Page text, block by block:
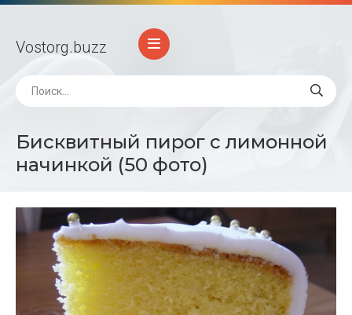
Vostorg.buzz
Бисквитный пирог с лимонной
начинкой (50 фото)